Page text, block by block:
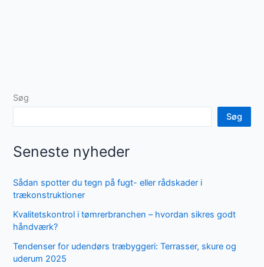
Søg
Søg
Seneste nyheder
Sådan spotter du tegn på fugt- eller rådskader i
trækonstruktioner
Kvalitetskontrol i tømrerbranchen – hvordan sikres godt
håndværk?
Tendenser for udendørs træbyggeri: Terrasser, skure og
uderum 2025